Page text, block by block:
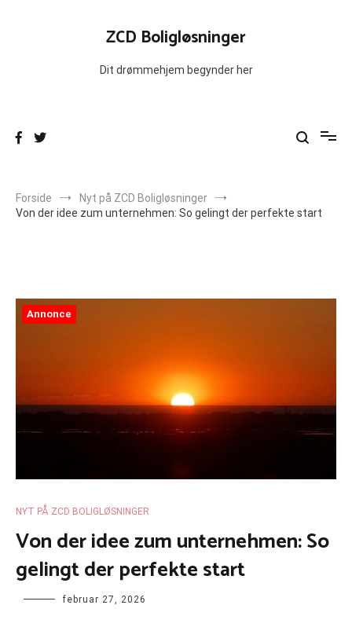
ZCD Boligløsninger
Dit drømmehjem begynder her
Forside
Nyt på ZCD Boligløsninger
Von der idee zum unternehmen: So gelingt der perfekte start
Annonce
NYT PÅ ZCD BOLIGLØSNINGER
Von der idee zum unternehmen: So
gelingt der perfekte start
februar 27, 2026